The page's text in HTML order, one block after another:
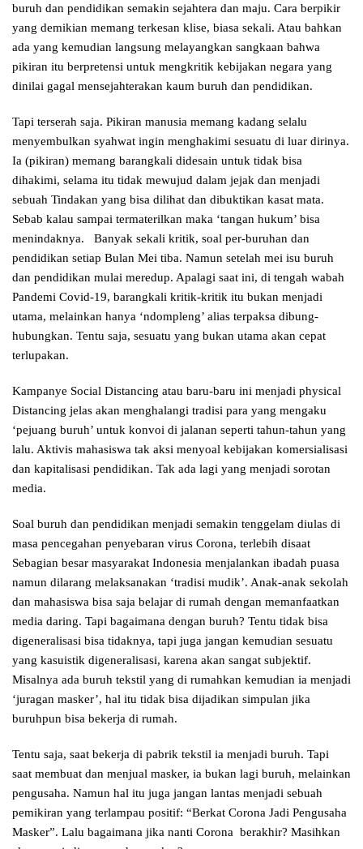
buruh dan pendidikan semakin sejahtera dan maju. Cara berpikir
yang demikian memang terkesan klise, biasa sekali. Atau bahkan
ada yang kemudian langsung melayangkan sangkaan bahwa
pikiran itu berpretensi untuk mengkritik kebijakan negara yang
dinilai gagal mensejahterakan kaum buruh dan pendidikan.
Tapi terserah saja. Pikiran manusia memang kadang selalu
menyembulkan syahwat ingin menghakimi sesuatu di luar dirinya.
Ia (pikiran) memang barangkali didesain untuk tidak bisa
dihakimi, selama itu tidak mewujud dalam jejak dan menjadi
sebuah Tindakan yang bisa dilihat dan dibuktikan kasat mata.
Sebab kalau sampai termaterilkan maka ‘tangan hukum’ bisa
menindaknya. Banyak sekali kritik, soal per-buruhan dan
pendidikan setiap Bulan Mei tiba. Namun setelah mei isu buruh
dan pendidikan mulai meredup. Apalagi saat ini, di tengah wabah
Pandemi Covid-19, barangkali kritik-kritik itu bukan menjadi
utama, melainkan hanya ‘ndompleng’ alias terpaksa dibung-
hubungkan. Tentu saja, sesuatu yang bukan utama akan cepat
terlupakan.
Kampanye Social Distancing atau baru-baru ini menjadi physical
Distancing jelas akan menghalangi tradisi para yang mengaku
‘pejuang buruh’ untuk konvoi di jalanan seperti tahun-tahun yang
lalu. Aktivis mahasiswa tak aksi menyoal kebijakan komersialisasi
dan kapitalisasi pendidikan. Tak ada lagi yang menjadi sorotan
media.
Soal buruh dan pendidikan menjadi semakin tenggelam diulas di
masa pencegahan penyebaran virus Corona, terlebih disaat
Sebagian besar masyarakat Indonesia menjalankan ibadah puasa
namun dilarang melaksanakan ‘tradisi mudik’. Anak-anak sekolah
dan mahasiswa bisa saja belajar di rumah dengan memanfaatkan
media daring. Tapi bagaimana dengan buruh? Tentu tidak bisa
digeneralisasi bisa tidaknya, tapi juga jangan kemudian sesuatu
yang kasuistik digeneralisasi, karena akan sangat subjektif.
Misalnya ada buruh tekstil yang di rumahkan kemudian ia menjadi
‘juragan masker’, hal itu tidak bisa dijadikan simpulan jika
buruhpun bisa bekerja di rumah.
Tentu saja, saat bekerja di pabrik tekstil ia menjadi buruh. Tapi
saat membuat dan menjual masker, ia bukan lagi buruh, melainkan
pengusaha. Namun hal itu juga jangan lantas menjadi sebuah
pemikiran yang terlampau positif: “Berkat Corona Jadi Pengusaha
Masker”. Lalu bagaimana jika nanti Corona berakhir? Masihkan